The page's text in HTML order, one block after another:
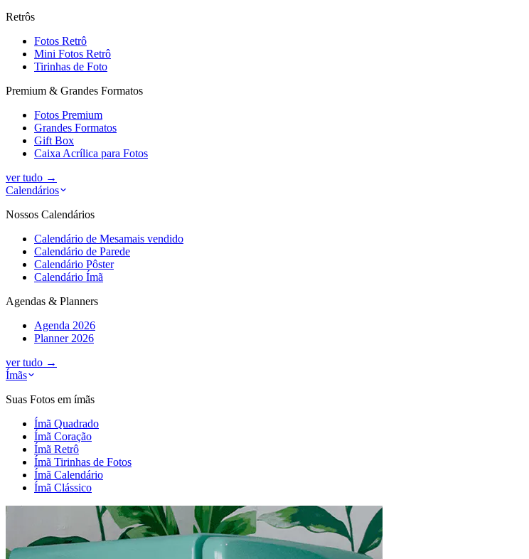
Retrôs
Fotos Retrô
Mini Fotos Retrô
Tirinhas de Foto
Premium & Grandes Formatos
Fotos Premium
Grandes Formatos
Gift Box
Caixa Acrílica para Fotos
ver tudo →
Calendários
Nossos Calendários
Calendário de Mesamais vendido
Calendário de Parede
Calendário Pôster
Calendário Ímã
Agendas & Planners
Agenda 2026
Planner 2026
ver tudo →
Ímãs
Suas Fotos em ímãs
Ímã Quadrado
Ímã Coração
Ímã Retrô
Ímã Tirinhas de Fotos
Ímã Calendário
Ímã Clássico